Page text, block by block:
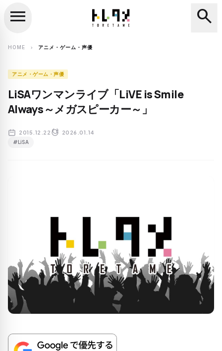
search
menu search
HOME chevron_right アニメ・ゲーム・声優
アニメ・ゲーム・声優
LiSAワンマンライブ「LiVE is Smile
Always～メガスピーカー～」
2015.12.22 2026.01.14
#LiSA